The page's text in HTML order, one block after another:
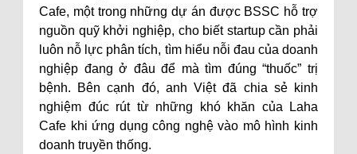
Cafe, một trong những dự án được BSSC hỗ trợ
nguồn quỹ khởi nghiệp, cho biết startup cần phải
luôn nỗ lực phân tích, tìm hiểu nỗi đau của doanh
nghiệp đang ở đâu để mà tìm đúng “thuốc” trị
bệnh. Bên cạnh đó, anh Việt đã chia sẻ kinh
nghiệm đúc rút từ những khó khăn của Laha
Cafe khi ứng dụng công nghệ vào mô hình kinh
doanh truyền thống.